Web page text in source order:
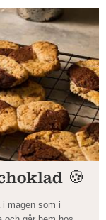
🍪
magen som i